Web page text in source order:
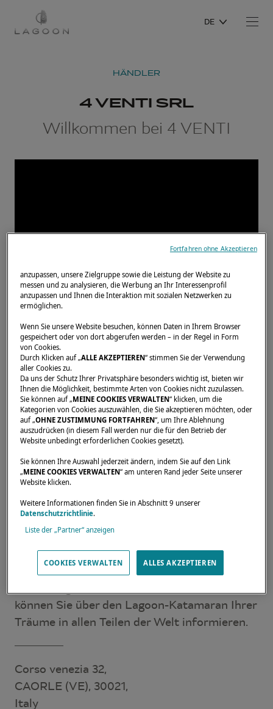
DE
HÄNDLER
4 VENTI SRL
Willkommen bei 4 VENTI
Startseite Händler 4 VENTI srl
Unsere Händler sind für Sie da, um Ihre
können Sie über den Lagoon-Katamaran Ihrer
Träume in allen Teilen der Welt informieren.
Corso venezia 32,
CAORLE (VE), 30021,
Italy
anzupassen, unsere Zielgruppe sowie die Leistung der Website zu
messen und zu analysieren, die Werbung an Ihr Interessenprofil
anzupassen und Ihnen die Interaktion mit sozialen Netzwerken zu
ermöglichen.
Wenn Sie unsere Website besuchen, können Daten in Ihrem Browser
gespeichert oder von dort abgerufen werden – in der Regel in Form
von Cookies.
Durch Klicken auf „ALLE AKZEPTIEREN“ stimmen Sie der Verwendung
aller Cookies zu.
Da uns der Schutz Ihrer Privatsphäre besonders wichtig ist, bieten wir
Ihnen die Möglichkeit, bestimmte Arten von Cookies nicht zuzulassen.
Sie können auf „MEINE COOKIES VERWALTEN“ klicken, um die
Kategorien von Cookies auszuwählen, die Sie akzeptieren möchten, oder
auf „OHNE ZUSTIMMUNG FORTFAHREN“, um Ihre Ablehnung
auszudrücken (in diesem Fall werden nur die für den Betrieb der
Website unbedingt erforderlichen Cookies gesetzt).
Sie können Ihre Auswahl jederzeit ändern, indem Sie auf den Link
„MEINE COOKIES VERWALTEN“ am unteren Rand jeder Seite unserer
Website klicken.
Weitere Informationen finden Sie in Abschnitt 9 unserer
Datenschutzrichtlinie.
Liste der „Partner“ anzeigen
COOKIES VERWALTEN ALLES AKZEPTIEREN
Fortfahren ohne Akzeptieren